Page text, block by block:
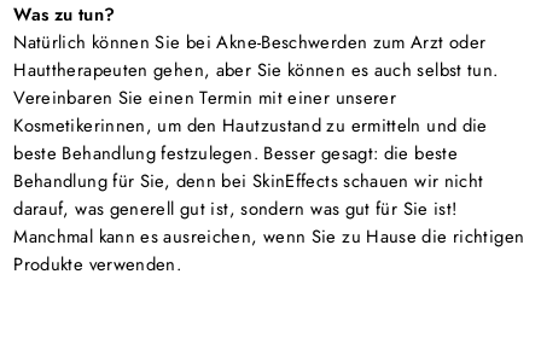
Was zu tun?
Natürlich können Sie bei Akne-Beschwerden zum Arzt oder
Hauttherapeuten gehen, aber Sie können es auch selbst tun.
Vereinbaren Sie einen Termin mit einer unserer
Kosmetikerinnen, um den Hautzustand zu ermitteln und die
beste Behandlung festzulegen. Besser gesagt: die beste
Behandlung für Sie, denn bei SkinEffects schauen wir nicht
darauf, was generell gut ist, sondern was gut für Sie ist!
Manchmal kann es ausreichen, wenn Sie zu Hause die richtigen
Produkte verwenden.